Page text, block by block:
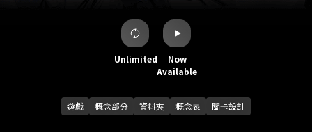
Unlimited
Now
Available
遊戲 概念部分 資料夾 概念表 關卡設計